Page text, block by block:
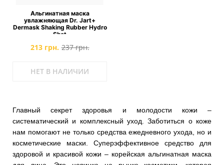
Альгинатная маска
увлажняющая Dr. Jart+
Dermask Shaking Rubber Hydro
Shot
213 грн. 237 грн.
НЕТ В НАЛИЧИИ
Главный секрет здоровья и молодости кожи –
систематический и комплексный уход. Заботиться о коже
нам помогают не только средства ежедневного ухода, но и
косметические маски. Суперэффективное средство для
здоровой и красивой кожи – корейская альгинатная маска